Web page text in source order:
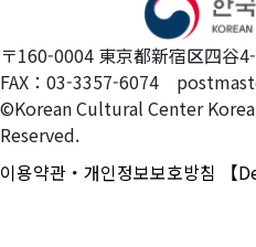
〒160-0004 東京都新宿区四
FAX：03-3357-6074
©Korean Cultural Center
Reserved.
이용약관・개인정보보호방침
【